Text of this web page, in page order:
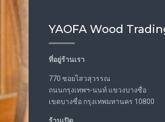
YAOFA Wood
ที่อยู่ร้านเรา
770 ซอยไสวสุวรรณ
ถนนกรุงเทพฯ-นนท์ แขวงบางซื่อ
เขตบางซื่อ กรุงเทพมหานคร 10800